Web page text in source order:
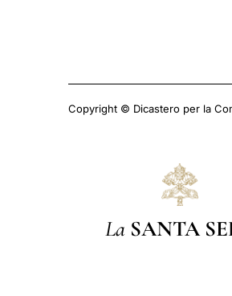
Copyright © Dicastero per la
La SANTA